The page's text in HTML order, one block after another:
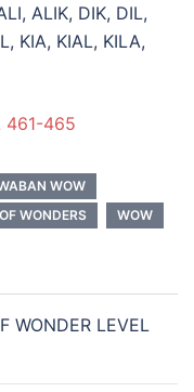
ALIK, DIK, DIL,
KIA, KIAL, KILA,
461-465
WOW
WONDERS WOW
WONDER LEVEL